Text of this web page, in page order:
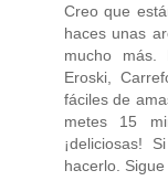
Creo que
haces unas
mucho más.
Eroski,
fáciles de
metes 15
¡deliciosas!
hacerlo.